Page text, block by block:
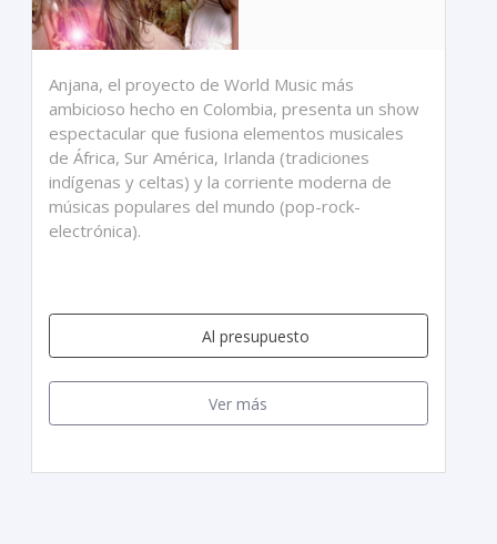
Anjana, el proyecto de World Music más
ambicioso hecho en Colombia, presenta un show
espectacular que fusiona elementos musicales
de África, Sur América, Irlanda (tradiciones
indígenas y celtas) y la corriente moderna de
músicas populares del mundo (pop-rock-
electrónica).
Al presupuesto
Ver más